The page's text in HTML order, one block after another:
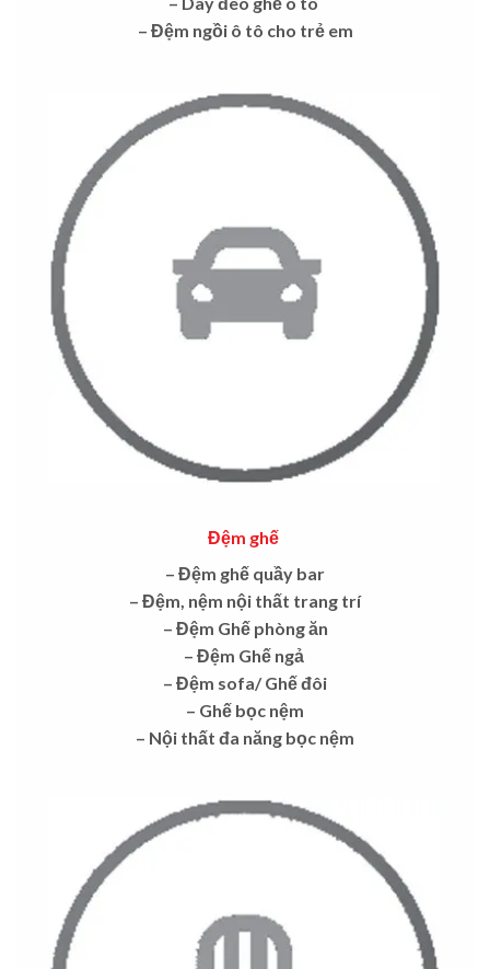
– Đệm ngồi ô tô cho trẻ em
Đệm ghế
– Đệm ghế quầy bar
– Đệm, nệm nội thất trang trí
– Đệm Ghế phòng ăn
– Đệm Ghế ngả
– Đệm sofa/ Ghế đôi
– Ghế bọc nệm
– Nội thất đa năng bọc nệm